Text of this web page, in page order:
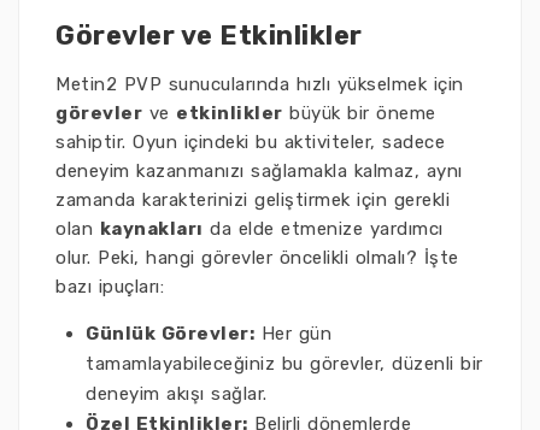
Görevler ve Etkinlikler
Metin2 PVP sunucularında hızlı yükselmek için
görevler ve etkinlikler büyük bir öneme
sahiptir. Oyun içindeki bu aktiviteler, sadece
deneyim kazanmanızı sağlamakla kalmaz, aynı
zamanda karakterinizi geliştirmek için gerekli
olan kaynakları da elde etmenize yardımcı
olur. Peki, hangi görevler öncelikli olmalı? İşte
bazı ipuçları:
Günlük Görevler: Her gün
tamamlayabileceğiniz bu görevler, düzenli bir
deneyim akışı sağlar.
Özel Etkinlikler: Belirli dönemlerde